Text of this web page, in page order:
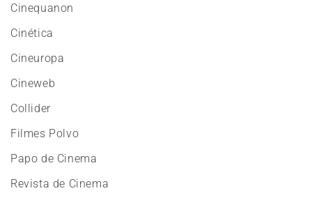
Cinequanon
Cinética
Cineuropa
Cineweb
Collider
Filmes Polvo
Papo de Cinema
Revista de Cinema